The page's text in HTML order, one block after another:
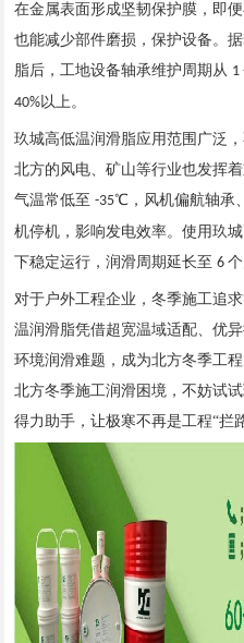
在金属表面形成坚韧保护膜，即
也能减少部件磨损，保护设备。
脂后，工地设备轴承维护周期从 1
40%以上。
玖城高低温润滑脂应用范围广泛
北方的风电、矿山等行业也发挥
气温常低至 -35℃，风机偏航轴承
机停机，影响发电效率。使用玖
下稳定运行，润滑周期延长至6
对于户外工程企业，冬季施工追求
温润滑脂凭借超宽温域适配、优
环境润滑难题，成为北方冬季工
北方冬季施工润滑困境，不妨试
得力助手，让极寒不再是工程“拦